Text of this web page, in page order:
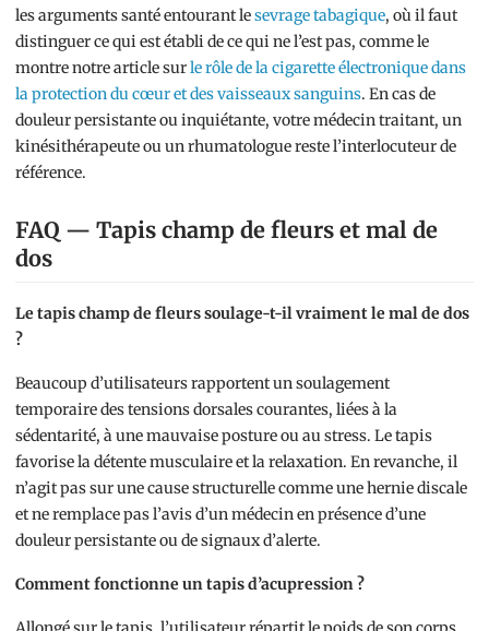
les arguments santé entourant lesevrage tabagique, où il faut
distinguer ce qui est établi de ce qui ne l’est pas, comme le
montre notre article surle rôle de la cigarette électronique dans
la protection du cœur et des vaisseaux sanguins. En cas de
douleur persistante ou inquiétante, votre médecin traitant, un
kinésithérapeute ou un rhumatologue reste l’interlocuteur de
référence.
FAQ — Tapis champ de fleurs et mal de
dos
Le tapis champ de fleurs soulage-t-il vraiment le mal de dos
?
Beaucoup d’utilisateurs rapportent un soulagement
temporaire des tensions dorsales courantes, liées à la
sédentarité, à une mauvaise posture ou au stress. Le tapis
favorise la détente musculaire et la relaxation. En revanche, il
n’agit pas sur une cause structurelle comme une hernie discale
et ne remplace pas l’avis d’un médecin en présence d’une
douleur persistante ou de signaux d’alerte.
Comment fonctionne un tapis d’acupression ?